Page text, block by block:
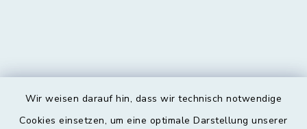
Wir weisen darauf hin, dass wir technisch notwendige
Cookies einsetzen, um eine optimale Darstellung unserer
Kontakt